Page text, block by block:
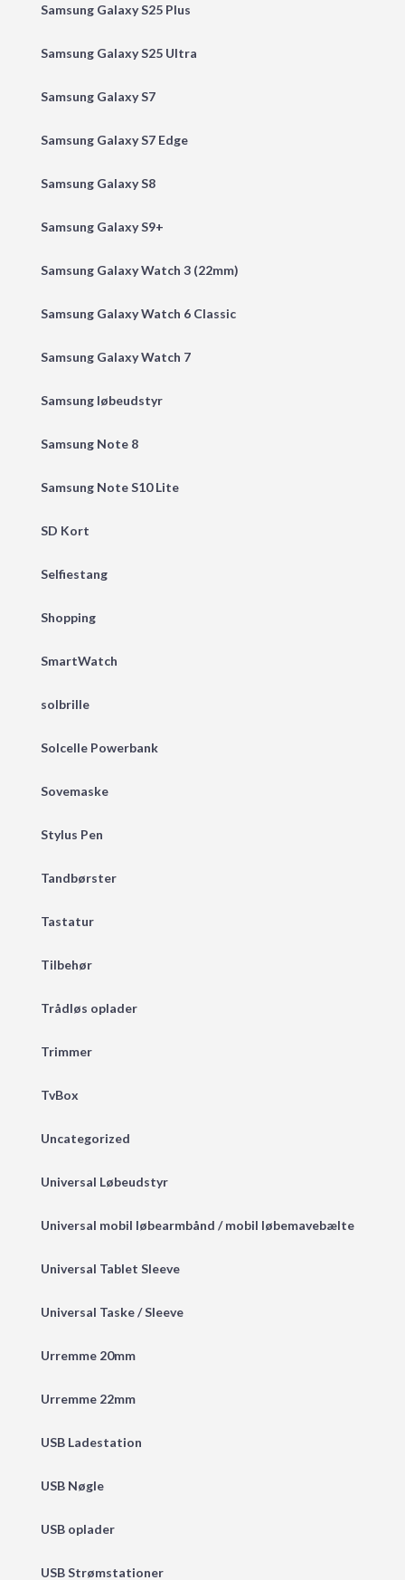
Samsung Galaxy S25 Plus
Samsung Galaxy S25 Ultra
Samsung Galaxy S7
Samsung Galaxy S7 Edge
Samsung Galaxy S8
Samsung Galaxy S9+
Samsung Galaxy Watch 3 (22mm)
Samsung Galaxy Watch 6 Classic
Samsung Galaxy Watch 7
Samsung løbeudstyr
Samsung Note 8
Samsung Note S10 Lite
SD Kort
Selfiestang
Shopping
SmartWatch
solbrille
Solcelle Powerbank
Sovemaske
Stylus Pen
Tandbørster
Tastatur
Tilbehør
Trådløs oplader
Trimmer
TvBox
Uncategorized
Universal Løbeudstyr
Universal mobil løbearmbånd / mobil løbemavebælte
Universal Tablet Sleeve
Universal Taske / Sleeve
Urremme 20mm
Urremme 22mm
USB Ladestation
USB Nøgle
USB oplader
USB Strømstationer